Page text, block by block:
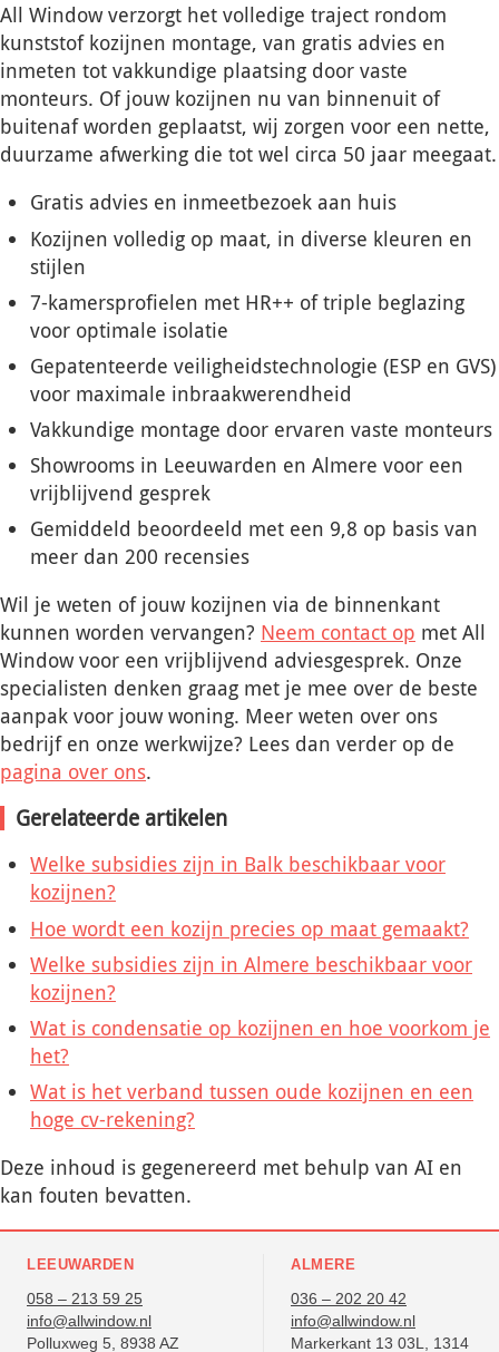
All Window verzorgt het volledige traject rondom
kunststof kozijnen montage, van gratis advies en
inmeten tot vakkundige plaatsing door vaste
monteurs. Of jouw kozijnen nu van binnenuit of
buitenaf worden geplaatst, wij zorgen voor een nette,
duurzame afwerking die tot wel circa 50 jaar meegaat.
Gratis advies en inmeetbezoek aan huis
Kozijnen volledig op maat, in diverse kleuren en
stijlen
7-kamersprofielen met HR++ of triple beglazing
voor optimale isolatie
Gepatenteerde veiligheidstechnologie (ESP en GVS)
voor maximale inbraakwerendheid
Vakkundige montage door ervaren vaste monteurs
Showrooms in Leeuwarden en Almere voor een
vrijblijvend gesprek
Gemiddeld beoordeeld met een 9,8 op basis van
meer dan 200 recensies
Wil je weten of jouw kozijnen via de binnenkant
kunnen worden vervangen? Neem contact op met All
Window voor een vrijblijvend adviesgesprek. Onze
specialisten denken graag met je mee over de beste
aanpak voor jouw woning. Meer weten over ons
bedrijf en onze werkwijze? Lees dan verder op de
pagina over ons.
Gerelateerde artikelen
Welke subsidies zijn in Balk beschikbaar voor
kozijnen?
Hoe wordt een kozijn precies op maat gemaakt?
Welke subsidies zijn in Almere beschikbaar voor
kozijnen?
Wat is condensatie op kozijnen en hoe voorkom je
het?
Wat is het verband tussen oude kozijnen en een
hoge cv-rekening?
Deze inhoud is gegenereerd met behulp van AI en
kan fouten bevatten.
LEEUWARDEN
058 – 213 59 25
info@allwindow.nl
Polluxweg 5, 8938 AZ
ALMERE
036 – 202 20 42
info@allwindow.nl
Markerkant 13 03L, 1314